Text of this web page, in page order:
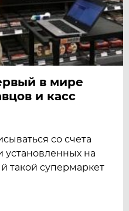
в мире
и касс
со счета
на
такой супермаркет